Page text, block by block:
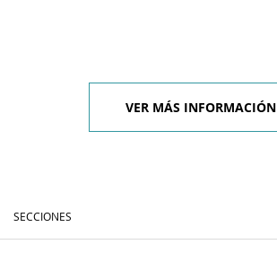
VER MÁS INFORMACIÓN
SECCIONES